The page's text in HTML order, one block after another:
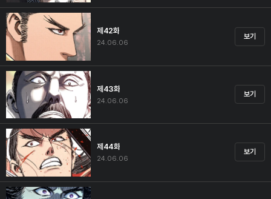
제42화
24.06.06
보기
제43화
24.06.06
보기
제44화
24.06.06
보기